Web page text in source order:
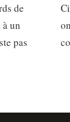
de
un
pas